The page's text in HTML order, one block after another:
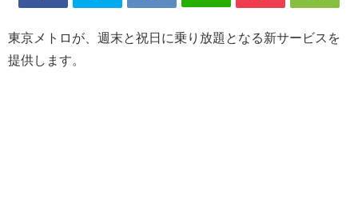
東京メトロが、週末と祝日に乗り放題となる新サービスを
提供します。